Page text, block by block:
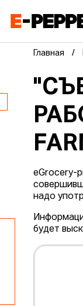
Главная
eGrocery-
надо
будет